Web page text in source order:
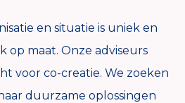
en situatie is uniek en
op maat. Onze adviseurs
voor co-creatie. We zoeken
duurzame oplossingen